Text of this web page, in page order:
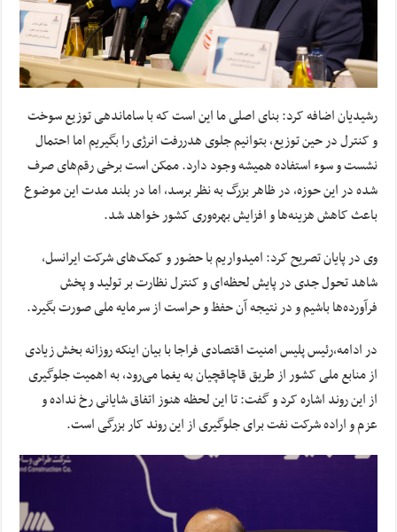
رشیدیان اضافه کرد: بنای اصلی ما این است که با ساماندهی توزیع سوخت
و کنترل در حین توزیع، بتوانیم جلوی هدررفت انرژی را بگیریم اما احتمال
نشست و سوء استفاده همیشه وجود دارد. ممکن است برخی رقم‌های صرف
شده در این حوزه، در ظاهر بزرگ به نظر برسد، اما در بلند مدت این موضوع
باعث کاهش هزینه‌ها و افزایش بهره‌وری کشور خواهد شد.
وی در پایان تصریح کرد: امیدواریم با حضور و کمک‌های شرکت ایرانسل،
شاهد تحول جدی در پایش لحظه‌ای و کنترل نظارت بر تولید و پخش
فرآورده‌ها باشیم و در نتیجه آن حفظ و حراست از سرمایه ملی صورت بگیرد.
در ادامه،رئیس پلیس امنیت اقتصادی فراجا با بیان اینکه روزانه بخش زیادی
از منابع ملی کشور از طریق قاچاقچیان به یغما می‌رود، به اهمیت جلوگیری
از این روند اشاره کرد و گفت: تا این لحظه هنوز اتفاق شایانی رخ نداده و
عزم و اراده شرکت نفت برای جلوگیری از این روند کار بزرگی است.